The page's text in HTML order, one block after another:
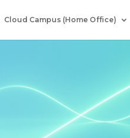
Cloud Campus (Home Office)